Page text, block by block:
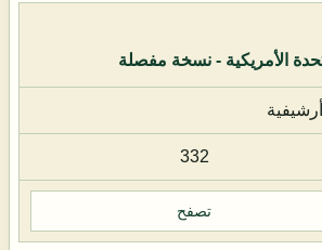
الأمريكية - نسخة مفصلة
332
تصفح